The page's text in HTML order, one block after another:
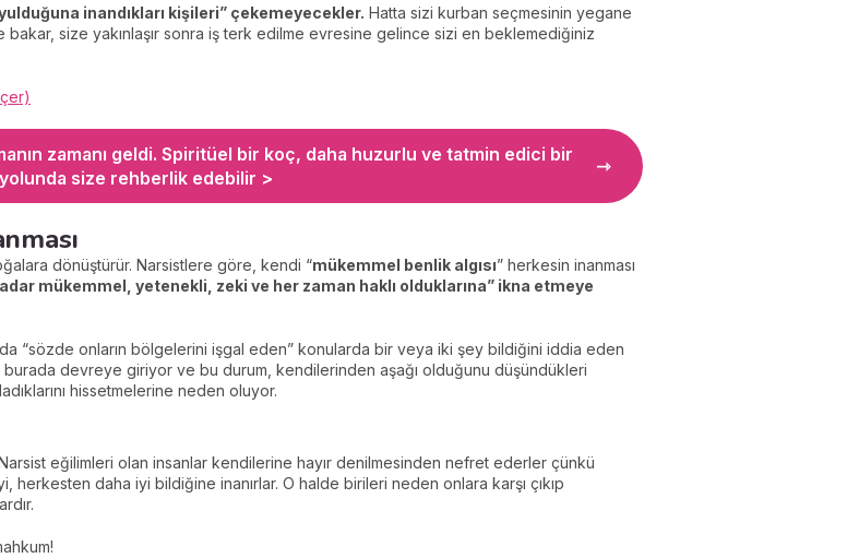
inandıkları kişileri” çekemeyecekler. Hatta sizi kurban seçmesinin yegane
bakar, size yakınlaşır sonra iş terk edilme evresine gelince sizi en beklemediğiniz
zamanı geldi. Spiritüel bir koç, daha huzurlu ve tatmin edici bir
size rehberlik edebilir >
dönüştürür. Narsistlere göre, kendi “mükemmel benlik algısı” herkesin inanması
mükemmel, yetenekli, zeki ve her zaman haklı olduklarına” ikna etmeye
“sözde onların bölgelerini işgal eden” konularda bir veya iki şey bildiğini iddia eden
devreye giriyor ve bu durum, kendilerinden aşağı olduğunu düşündükleri
hissetmelerine neden oluyor.
eğilimleri olan insanlar kendilerine hayır denilmesinden nefret ederler çünkü
daha iyi bildiğine inanırlar. O halde birileri neden onlara karşı çıkıp